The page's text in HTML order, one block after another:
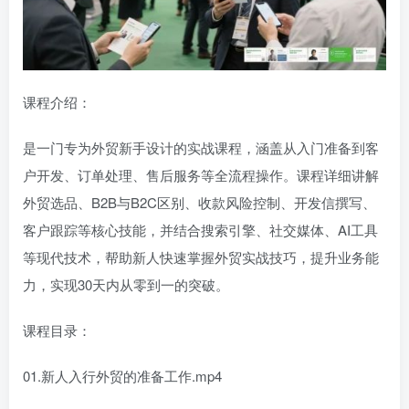
课程介绍：
是一门专为外贸新手设计的实战课程，涵盖从入门准备到客
户开发、订单处理、售后服务等全流程操作。课程详细讲解
外贸选品、B2B与B2C区别、收款风险控制、开发信撰写、
客户跟踪等核心技能，并结合搜索引擎、社交媒体、AI工具
等现代技术，帮助新人快速掌握外贸实战技巧，提升业务能
力，实现30天内从零到一的突破。
课程目录：
01.新人入行外贸的准备工作.mp4